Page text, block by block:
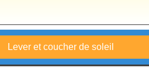
Lever et coucher de soleil